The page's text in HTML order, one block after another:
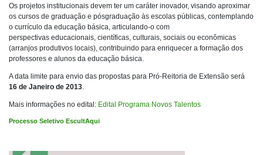
Os projetos institucionais devem ter um caráter inovador, visando aproximar
os cursos de graduação e pósgraduação às escolas públicas, contemplando
o currículo da educação básica, articulando-o com
perspectivas educacionais, científicas, culturais, sociais ou econômicas
(arranjos produtivos locais), contribuindo para enriquecer a formação dos
professores e alunos da educação básica.
A data limite para envio das propostas para Pró-Reitoria de Extensão será
16 de Janeiro de 2013.
Mais informações no edital: Edital Programa Novos Talentos
Processo Seletivo EscultAqui